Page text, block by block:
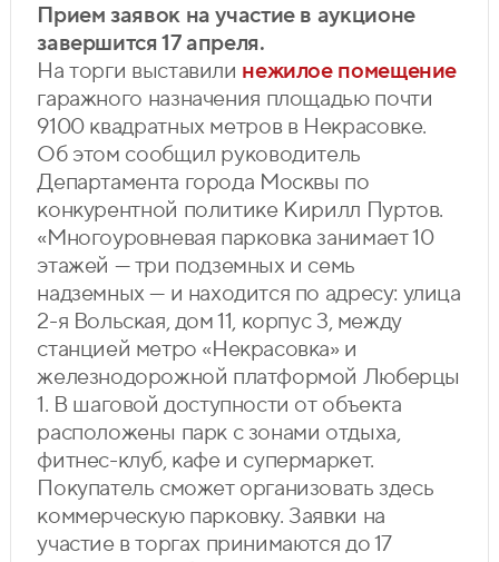
Прием заявок на участие в аукционе
завершится 17 апреля.
На торги выставили нежилое помещение
гаражного назначения площадью почти
9100 квадратных метров в Некрасовке.
Об этом сообщил руководитель
Департамента города Москвы по
конкурентной политике Кирилл Пуртов.
«Многоуровневая парковка занимает 10
этажей — три подземных и семь
надземных — и находится по адресу: улица
2-я Вольская, дом 11, корпус 3, между
станцией метро «Некрасовка» и
железнодорожной платформой Люберцы
1. В шаговой доступности от объекта
расположены парк с зонами отдыха,
фитнес-клуб, кафе и супермаркет.
Покупатель сможет организовать здесь
коммерческую парковку. Заявки на
участие в торгах принимаются до 17